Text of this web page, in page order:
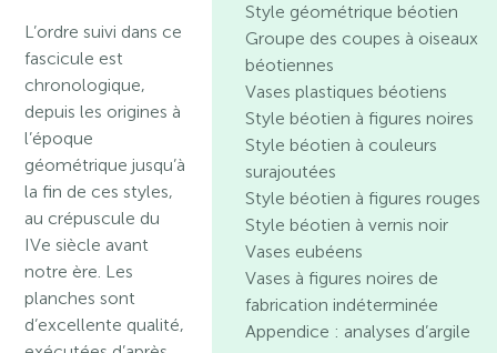
L’ordre suivi dans ce
fascicule est
chronologique,
depuis les origines à
l’époque
géométrique jusqu’à
la fin de ces styles,
au crépuscule du
IVe siècle avant
notre ère. Les
planches sont
d’excellente qualité,
Style géométrique béotien
Groupe des coupes à oiseaux
béotiennes
Vases plastiques béotiens
Style béotien à figures noires
Style béotien à couleurs
surajoutées
Style béotien à figures rouges
Style béotien à vernis noir
Vases eubéens
Vases à figures noires de
fabrication indéterminée
Appendice : analyses d’argile